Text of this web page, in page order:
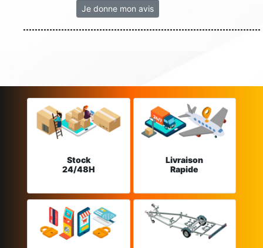
Je donne mon avis
Stock
24/48H
Livraison
Rapide